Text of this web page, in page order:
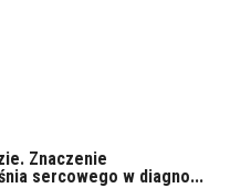
Znaczenie
sercowego w diagno...